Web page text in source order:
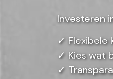
Investeren
✓ Flexibele
✓ Kies wat
✓